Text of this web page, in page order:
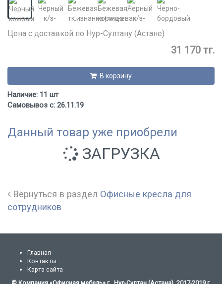
Цена с доставкой по Нур-Султану (Астане)
31 170 тг.
В корзину
Наличие: 11 шт
Самовывоз с: 26.11.19
Данный товар уже приобрели
ЗАГРУЗКА
Вернуться в раздел Офисные кресла для
сотрудников
Главная
Контакты
Карта сайта